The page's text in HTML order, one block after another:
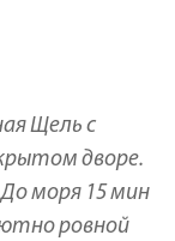
Щель с
дворе.
моря 15 мин
ровной